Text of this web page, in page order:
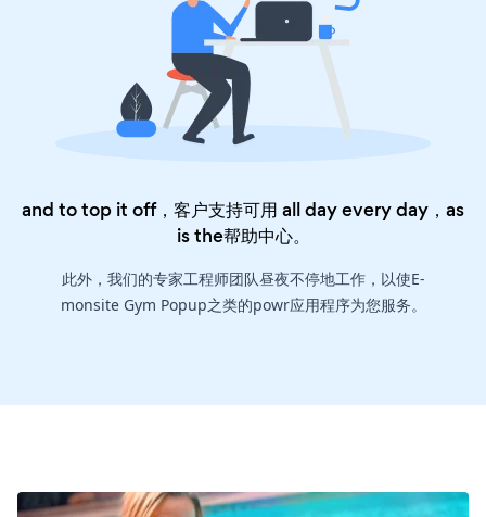
and to top it off，客户支持可用 all day every day，as
is the帮助中心。
此外，我们的专家工程师团队昼夜不停地工作，以使E-
monsite Gym Popup之类的powr应用程序为您服务。